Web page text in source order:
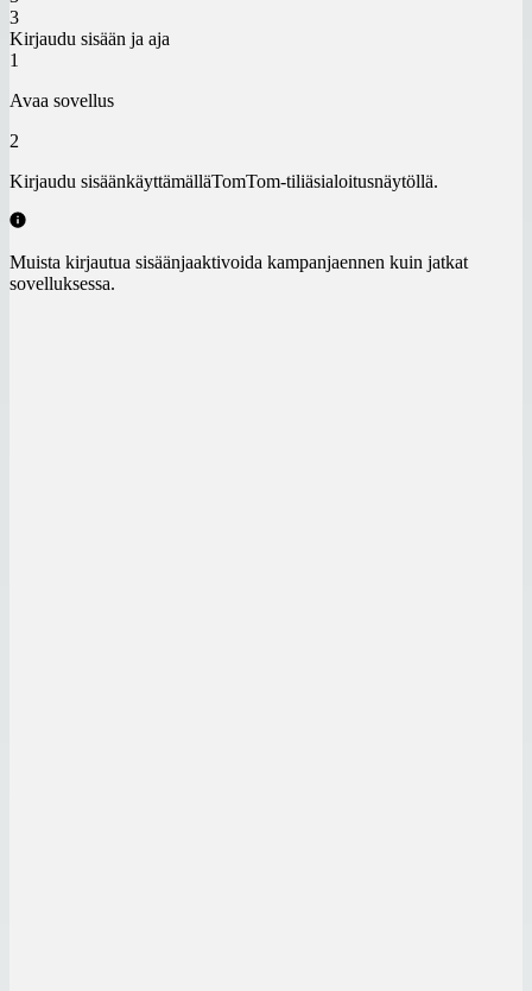
3
Kirjaudu sisään ja aja
1
Avaa sovellus
2
Kirjaudu sisäänkäyttämälläTomTom-tiliäsialoitusnäytöllä.
Muista kirjautua sisäänjaaktivoida kampanjaennen kuin jatkat
sovelluksessa.